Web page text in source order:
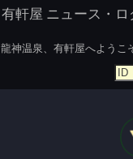
有軒屋 ニュース・ロ
龍神温泉、有軒屋へようこ